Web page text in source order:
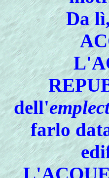
Da lì
L'
dell'
farlo
L'